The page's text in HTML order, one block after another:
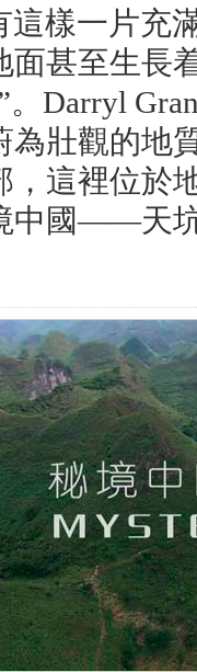
花絮2：東非惡劣的生存環境
樣一片充
面甚至生長
Darryl
為壯觀的地
，這裡位於
中國——天